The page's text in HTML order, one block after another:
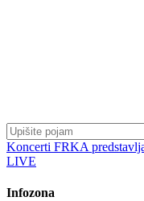
Koncerti FRKA
LIVE
Infozona